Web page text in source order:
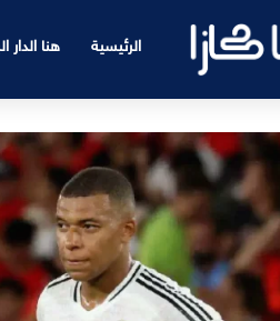
الرئيسية هنا الدار